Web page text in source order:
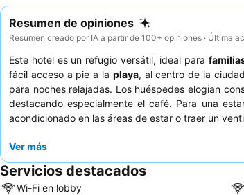
Resumen de opiniones
Resumen creado por IA a partir de 100+ opiniones · Última
Este hotel es un refugio versátil, ideal para
fácil acceso a pie a la playa, al centro de la
para noches relajadas. Los huéspedes elogian
destacando especialmente el café. Para una
acondicionado en las áreas de estar o traer un
Ver más
Servicios destacados
Wi-Fi en lobby